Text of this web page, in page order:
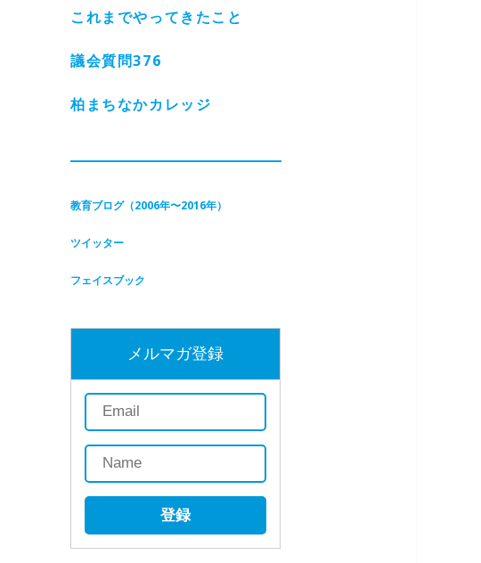
これまでやってきたこと
議会質問376
柏まちなかカレッジ
教育ブログ（2006年〜2016年）
ツイッター
フェイスブック
メルマガ登録
登録